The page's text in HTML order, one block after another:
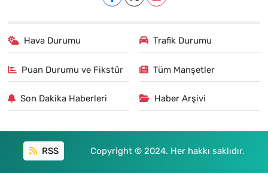
Hava Durumu Trafik Durumu
Puan Durumu ve Fikstür Tüm Manşetler
Son Dakika Haberleri Haber Arşivi
RSS Copyright © 2024. Her hakkı saklıdır.